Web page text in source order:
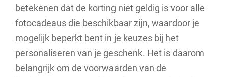
betekenen dat de korting niet geldig is voor alle
fotocadeaus die beschikbaar zijn, waardoor je
mogelijk beperkt bent in je keuzes bij het
personaliseren van je geschenk. Het is daarom
belangrijk om de voorwaarden van de